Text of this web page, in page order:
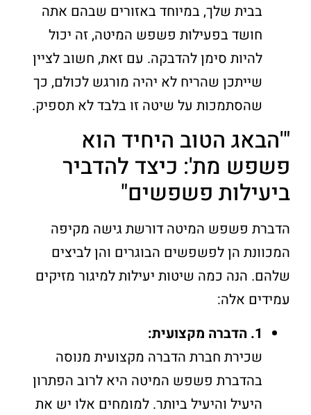
בבית שלך, במיוחד באזורים שבהם אתה
חושד בפעילות פשפש המיטה, זה יכול
להיות סימן להדבקה. עם זאת, חשוב לציין
שייתכן שהריח לא יהיה מורגש לכולם, כך
שהסתמכות על שיטה זו בלבד לא תספיק.
"'הבאג הטוב היחיד הוא
פשפש מת': כיצד להדביר
ביעילות פשפשים"
הדברת פשפש המיטה דורשת גישה מקיפה
המכוונת הן לפשפשים הבוגרים והן לביצים
שלהם. הנה כמה שיטות יעילות למיגור מזיקים
עמידים אלה:
1. הדברה מקצועית:
שכירת חברת הדברה מקצועית מנוסה
בהדברת פשפש המיטה היא לרוב הפתרון
היעיל והיעיל ביותר. למומחים אלו יש את